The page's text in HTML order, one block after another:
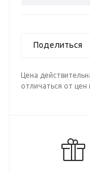
Поделиться
Цена
отличаться от цен